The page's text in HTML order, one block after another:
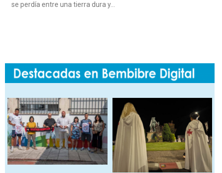
se perdía entre una tierra dura y…